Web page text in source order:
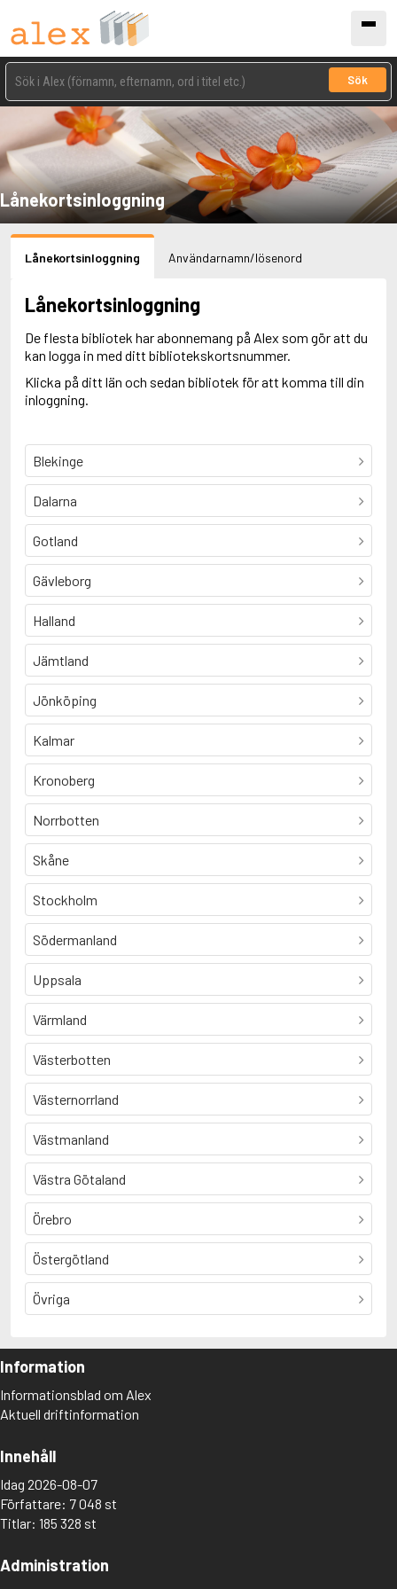
Sök
Lånekortsinloggning
Lånekortsinloggning Användarnamn/lösenord
Lånekortsinloggning
De flesta bibliotek har abonnemang på Alex som gör att du
kan logga in med ditt bibliotekskortsnummer.
Klicka på ditt län och sedan bibliotek för att komma till din
inloggning.
Blekinge
Dalarna
Gotland
Gävleborg
Halland
Jämtland
Jönköping
Kalmar
Kronoberg
Norrbotten
Skåne
Stockholm
Södermanland
Uppsala
Värmland
Västerbotten
Västernorrland
Västmanland
Västra Götaland
Örebro
Östergötland
Övriga
Information
Informationsblad om Alex
Aktuell driftinformation
Innehåll
Idag 2026-08-07
Författare: 7 048 st
Titlar: 185 328 st
Administration